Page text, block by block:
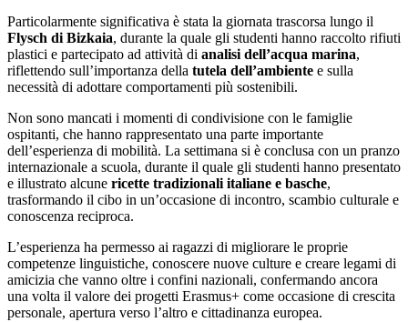
Particolarmente significativa è stata la giornata trascorsa lungo il
Flysch di Bizkaia, durante la quale gli studenti hanno raccolto rifiuti
plastici e partecipato ad attività di analisi dell’acqua marina,
riflettendo sull’importanza della tutela dell’ambiente e sulla
necessità di adottare comportamenti più sostenibili.
Non sono mancati i momenti di condivisione con le famiglie
ospitanti, che hanno rappresentato una parte importante
dell’esperienza di mobilità. La settimana si è conclusa con un pranzo
internazionale a scuola, durante il quale gli studenti hanno presentato
e illustrato alcune ricette tradizionali italiane e basche,
trasformando il cibo in un’occasione di incontro, scambio culturale e
conoscenza reciproca.
L’esperienza ha permesso ai ragazzi di migliorare le proprie
competenze linguistiche, conoscere nuove culture e creare legami di
amicizia che vanno oltre i confini nazionali, confermando ancora
una volta il valore dei progetti Erasmus+ come occasione di crescita
personale, apertura verso l’altro e cittadinanza europea.